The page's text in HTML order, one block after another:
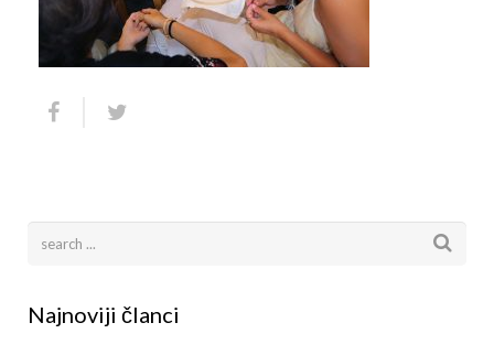
Video 2011
Video 2015
Galerija 2010
Galerija 2014
Najnoviji članci